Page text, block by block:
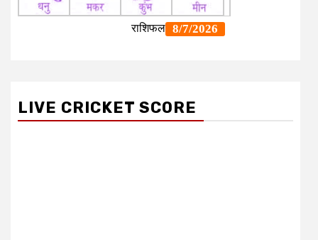
LIVE CRICKET SCORE